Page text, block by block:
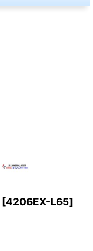
[4206EX-L65]